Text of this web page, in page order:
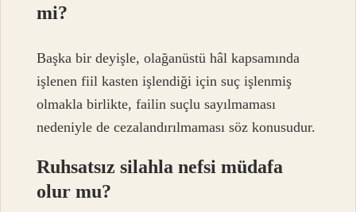
mi?
Başka bir deyişle, olağanüstü hâl kapsamında
işlenen fiil kasten işlendiği için suç işlenmiş
olmakla birlikte, failin suçlu sayılmaması
nedeniyle de cezalandırılmaması söz konusudur.
Ruhsatsız silahla nefsi müdafa
olur mu?